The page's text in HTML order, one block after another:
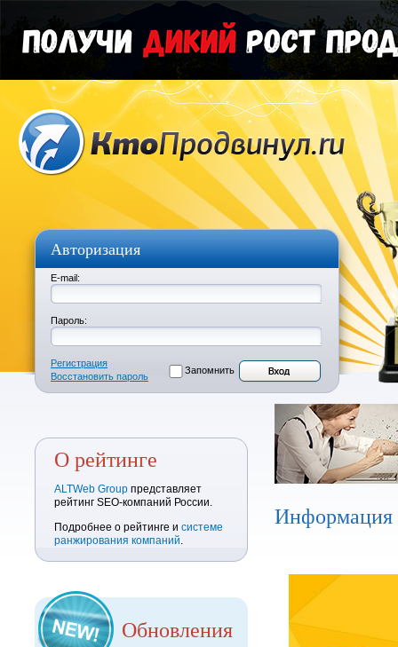
Авторизация
E-mail:
Пароль:
Регистрация
Восстановить пароль
Запомнить
О рейтинге
ALTWeb Group представляет
рейтинг SEO-компаний России.
Подробнее о рейтинге и системе
ранжирования компаний.
Обновления
Информация